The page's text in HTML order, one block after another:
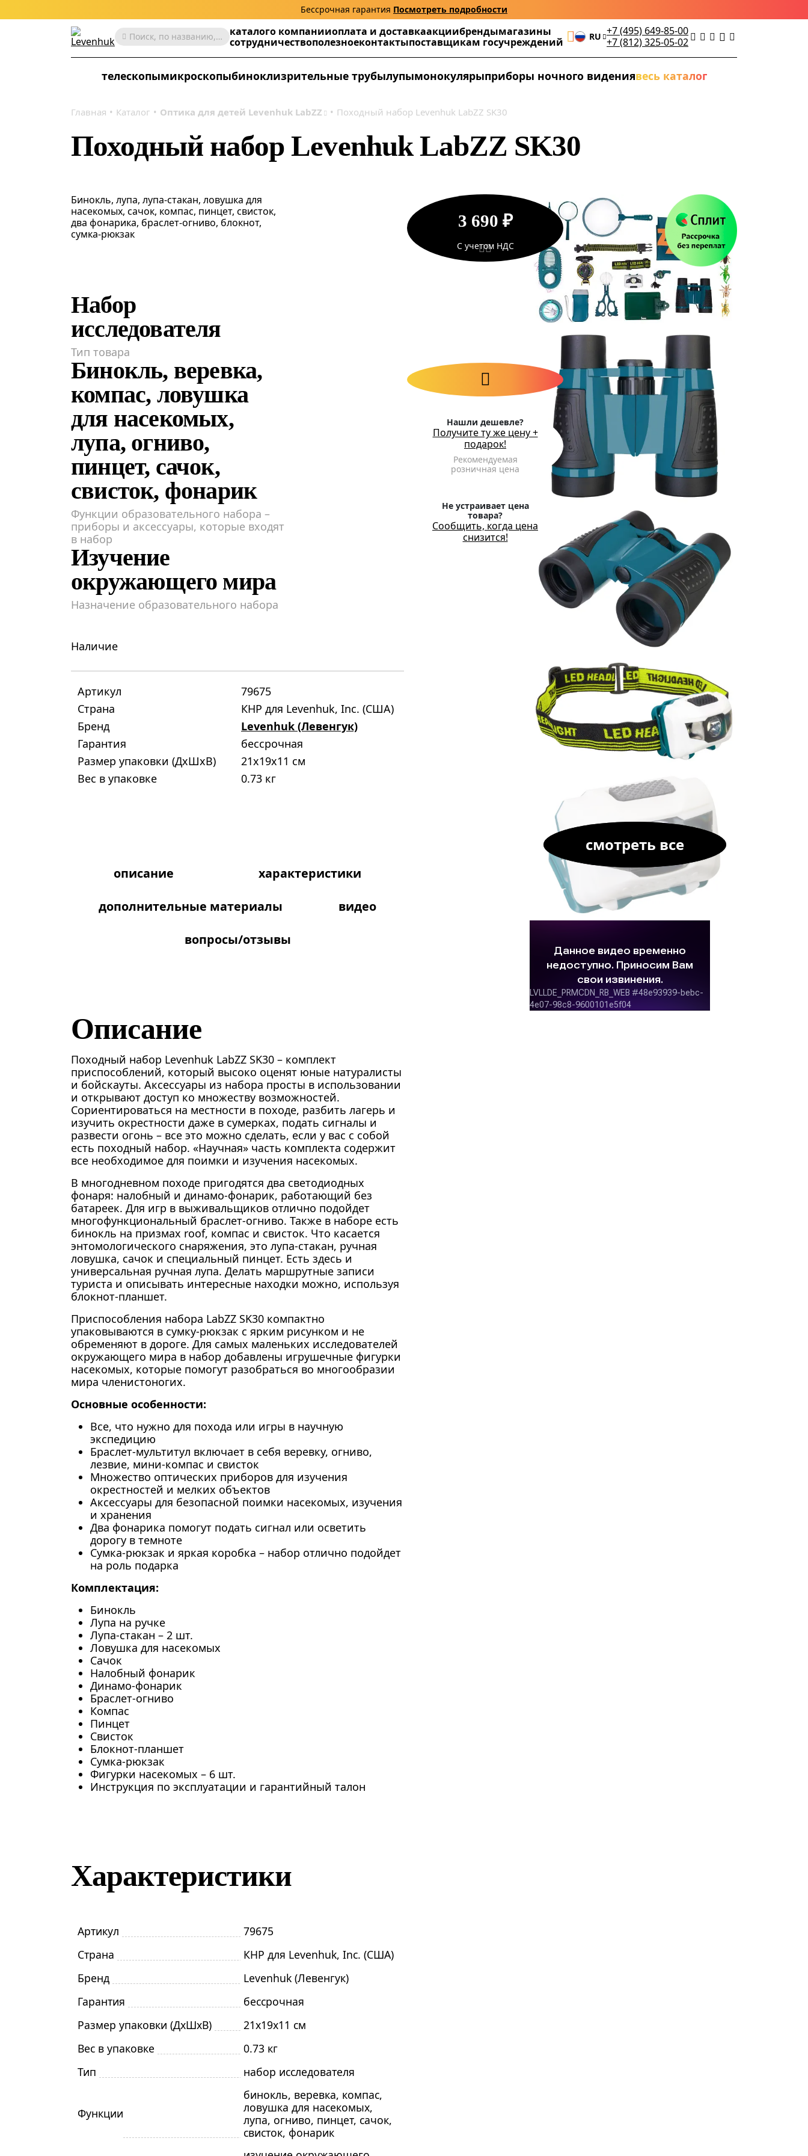
Бессрочная гарантия Посмотреть подробности
Поиск, по названию, артикулу, категории и др. каталого компанииоплата и доставкаакциибрендымагазины
сотрудничествополезноеконтактыпоставщикам госучреждений RU +7 (495) 649-85-00
+7 (812) 325-05-02
телескопымикроскопыбиноклизрительные трубылупымонокулярыприборы ночного видениявесь каталог
Главная Каталог Оптика для детей Levenhuk LabZZ Походный набор Levenhuk LabZZ SK30
Походный набор Levenhuk LabZZ SK30
смотреть все
3 690 ₽
С учетом НДС
Нашли дешевле?
Получите ту же цену +
подарок!
Рекомендуемая
розничная цена
Не устраивает цена
товара?
Сообщить, когда цена
снизится!
Бинокль, лупа, лупа-стакан, ловушка для
насекомых, сачок, компас, пинцет, свисток,
два фонарика, браслет-огниво, блокнот,
сумка-рюкзак
Набор
исследователя
Тип товара
Бинокль, веревка,
компас, ловушка
для насекомых,
лупа, огниво,
пинцет, сачок,
свисток, фонарик
Функции образовательного набора –
приборы и аксессуары, которые входят
в набор
Изучение
окружающего мира
Назначение образовательного набора
Наличие
Артикул
79675
Страна
КНР для Levenhuk, Inc. (США)
Бренд
Levenhuk (Левенгук)
Гарантия
бессрочная
Размер упаковки (ДxШxВ)
21x19x11 см
Вес в упаковке
0.73 кг
описание характеристики
дополнительные материалы видео
вопросы/отзывы
Описание
Походный набор Levenhuk LabZZ SK30 – комплект
приспособлений, который высоко оценят юные натуралисты
и бойскауты. Аксессуары из набора просты в использовании
и открывают доступ ко множеству возможностей.
Сориентироваться на местности в походе, разбить лагерь и
изучить окрестности даже в сумерках, подать сигналы и
развести огонь – все это можно сделать, если у вас с собой
есть походный набор. «Научная» часть комплекта содержит
все необходимое для поимки и изучения насекомых.
В многодневном походе пригодятся два светодиодных
фонаря: налобный и динамо-фонарик, работающий без
батареек. Для игр в выживальщиков отлично подойдет
многофункциональный браслет-огниво. Также в наборе есть
бинокль на призмах roof, компас и свисток. Что касается
энтомологического снаряжения, это лупа-стакан, ручная
ловушка, сачок и специальный пинцет. Есть здесь и
универсальная ручная лупа. Делать маршрутные записи
туриста и описывать интересные находки можно, используя
блокнот-планшет.
Приспособления набора LabZZ SK30 компактно
упаковываются в сумку-рюкзак с ярким рисунком и не
обременяют в дороге. Для самых маленьких исследователей
окружающего мира в набор добавлены игрушечные фигурки
насекомых, которые помогут разобраться во многообразии
мира членистоногих.
Основные особенности:
Все, что нужно для похода или игры в научную
экспедицию
Браслет-мультитул включает в себя веревку, огниво,
лезвие, мини-компас и свисток
Множество оптических приборов для изучения
окрестностей и мелких объектов
Аксессуары для безопасной поимки насекомых, изучения
и хранения
Два фонарика помогут подать сигнал или осветить
дорогу в темноте
Сумка-рюкзак и яркая коробка – набор отлично подойдет
на роль подарка
Комплектация:
Бинокль
Лупа на ручке
Лупа-стакан – 2 шт.
Ловушка для насекомых
Сачок
Налобный фонарик
Динамо-фонарик
Браслет-огниво
Компас
Пинцет
Свисток
Блокнот-планшет
Сумка-рюкзак
Фигурки насекомых – 6 шт.
Инструкция по эксплуатации и гарантийный талон
Характеристики
Артикул
79675
Страна
КНР для Levenhuk, Inc. (США)
Бренд
Levenhuk (Левенгук)
Гарантия
бессрочная
Размер упаковки (ДxШxВ)
21x19x11 см
Вес в упаковке
0.73 кг
Тип
набор исследователя
Функции
бинокль, веревка, компас,
ловушка для насекомых,
лупа, огниво, пинцет, сачок,
свисток, фонарик